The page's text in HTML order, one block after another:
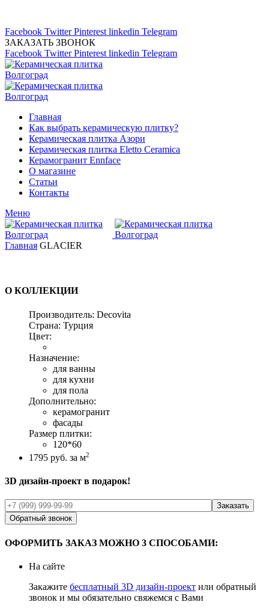
Facebook Twitter Pinterest linkedin Telegram
ЗАКАЗАТЬ ЗВОНОК
Facebook Twitter Pinterest linkedin Telegram
Главная
Как выбрать керамическую плитку?
Керамическая плитка Азори
Керамическая плитка Eletto Ceramica
Керамогранит Ennface
О магазине
Статьи
Контакты
Меню
Главная GLACIER
О КОЛЛЕКЦИИ
Производитель: Decovita
Страна: Турция
Цвет:
Назначение:
для ванны
для кухни
для пола
Дополнительно:
керамогранит
фасады
Размер плитки:
120*60
1795 руб. за м2
3D дизайн-проект в подарок!
Обратный звонок
ОФОРМИТЬ ЗАКАЗ МОЖНО 3 СПОСОБАМИ:
На сайте
Закажите бесплатный 3D дизайн-проект или обратный
звонок и мы обязательно свяжемся с Вами